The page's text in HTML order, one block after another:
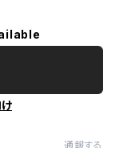
通報する